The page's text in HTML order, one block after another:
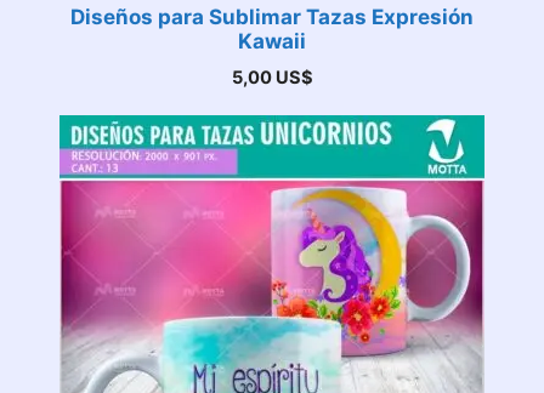
Diseños para Sublimar Tazas Expresión
Kawaii
5,00 US$